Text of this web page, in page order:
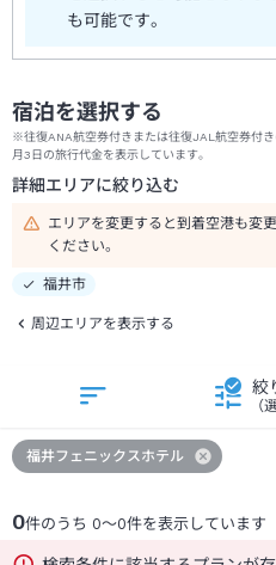
も可能です。
宿泊を選択する
※往復ANA航空券付きまたは往復JAL航空券付
月3日の旅行代金を表示しています。
詳細エリアに絞り込む
エリアを変更すると到着空港も変
ください。
福井市
周辺エリアを表示する
0件のうち 0～0件を表示しています
絞
（
福井フェニックスホテル